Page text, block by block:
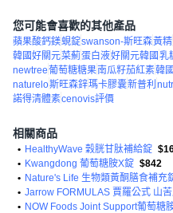
您可能會喜歡的其他產品
蘋果酸鈣鎂蜆錠swanson-斯旺森黃精
韓國好關元菜薊蛋白液好關元韓國 乳
newtree葡萄糖糖果南瓜籽茄紅素韓
naturelo斯旺森鋅瑪卡膠囊新普利
諾得清體素cenovis評價
相關商品
• HealthyWave 穀胱甘肽補給錠
• Kwangdong 葡萄糖胺X錠 $842
• Nature's Life 生物類黃酮膳食補充
• Jarrow FORMULAS 賈羅公式 山
• NOW Foods Joint Support葡萄糖